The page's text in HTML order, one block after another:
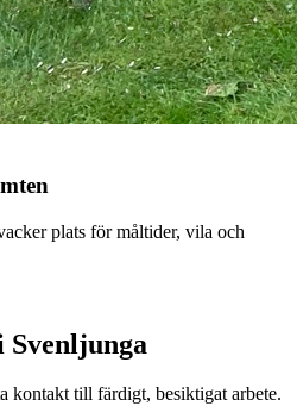
plats för måltider, vila och
kontakt till färdigt, besiktigat arbete.